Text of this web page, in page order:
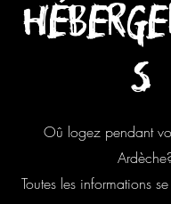
s
Oû logez pendant
Toutes les informations